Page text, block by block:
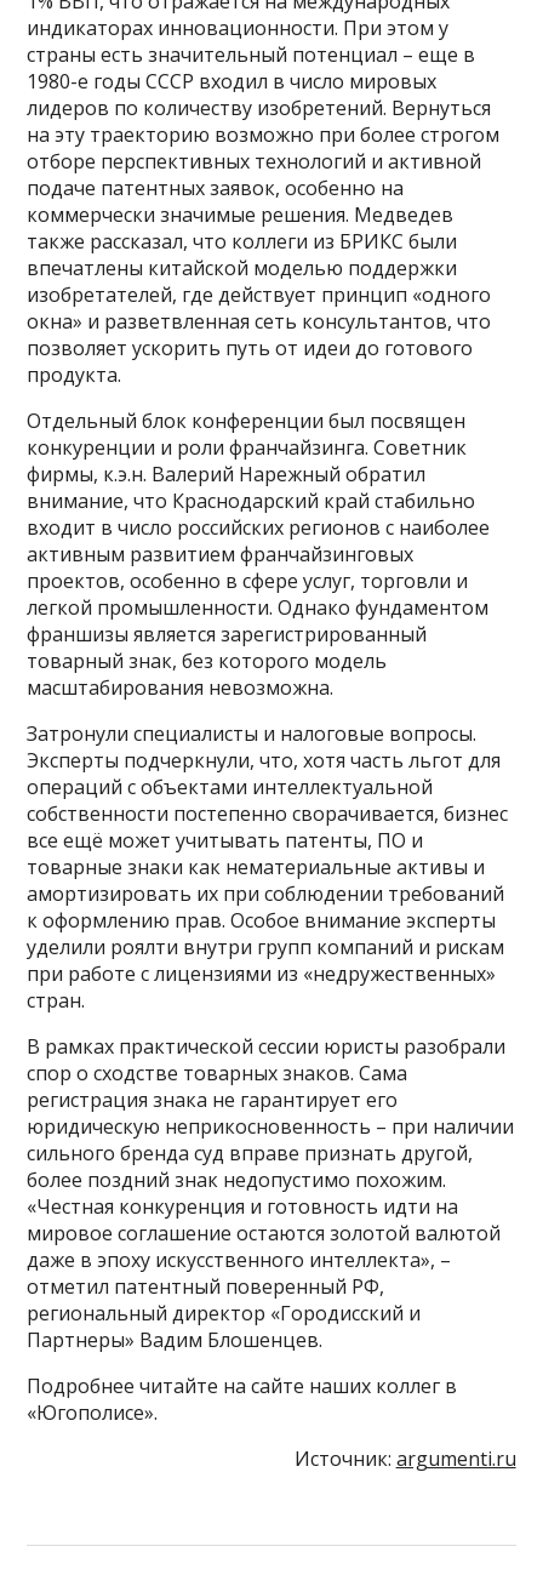
индикаторах инновационности. При этом у
страны есть значительный потенциал – еще в
1980-е годы СССР входил в число мировых
лидеров по количеству изобретений. Вернуться
на эту траекторию возможно при более строгом
отборе перспективных технологий и активной
подаче патентных заявок, особенно на
коммерчески значимые решения. Медведев
также рассказал, что коллеги из БРИКС были
впечатлены китайской моделью поддержки
изобретателей, где действует принцип «одного
окна» и разветвленная сеть консультантов, что
позволяет ускорить путь от идеи до готового
продукта.
Отдельный блок конференции был посвящен
конкуренции и роли франчайзинга. Советник
фирмы, к.э.н. Валерий Нарежный обратил
внимание, что Краснодарский край стабильно
входит в число российских регионов с наиболее
активным развитием франчайзинговых
проектов, особенно в сфере услуг, торговли и
легкой промышленности. Однако фундаментом
франшизы является зарегистрированный
товарный знак, без которого модель
масштабирования невозможна.
Затронули специалисты и налоговые вопросы.
Эксперты подчеркнули, что, хотя часть льгот для
операций с объектами интеллектуальной
собственности постепенно сворачивается, бизнес
все ещё может учитывать патенты, ПО и
товарные знаки как нематериальные активы и
амортизировать их при соблюдении требований
к оформлению прав. Особое внимание эксперты
уделили роялти внутри групп компаний и рискам
при работе с лицензиями из «недружественных»
стран.
В рамках практической сессии юристы разобрали
спор о сходстве товарных знаков. Сама
регистрация знака не гарантирует его
юридическую неприкосновенность – при наличии
сильного бренда суд вправе признать другой,
более поздний знак недопустимо похожим.
«Честная конкуренция и готовность идти на
мировое соглашение остаются золотой валютой
даже в эпоху искусственного интеллекта», –
отметил патентный поверенный РФ,
региональный директор «Городисский и
Партнеры» Вадим Блошенцев.
Подробнее читайте на сайте наших коллег в
«Югополисе».
Источник: argumenti.ru